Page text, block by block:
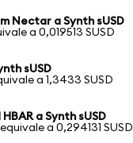
Nectar a Synth sUSD
a 0,019513 SUSD
sUSD
a 1,3433 SUSD
a Synth sUSD
a 0,294131 SUSD